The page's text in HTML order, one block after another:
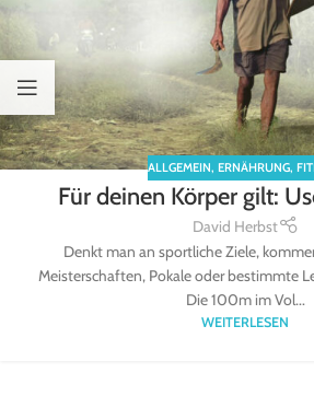
ALLGEMEIN, ERNÄHRUNG,
Für deinen Körper gilt:
David Herbst
Denkt man an sportliche Ziele,
Meisterschaften, Pokale oder bestimmte
Die 100m im Vol...
WEITERLESEN